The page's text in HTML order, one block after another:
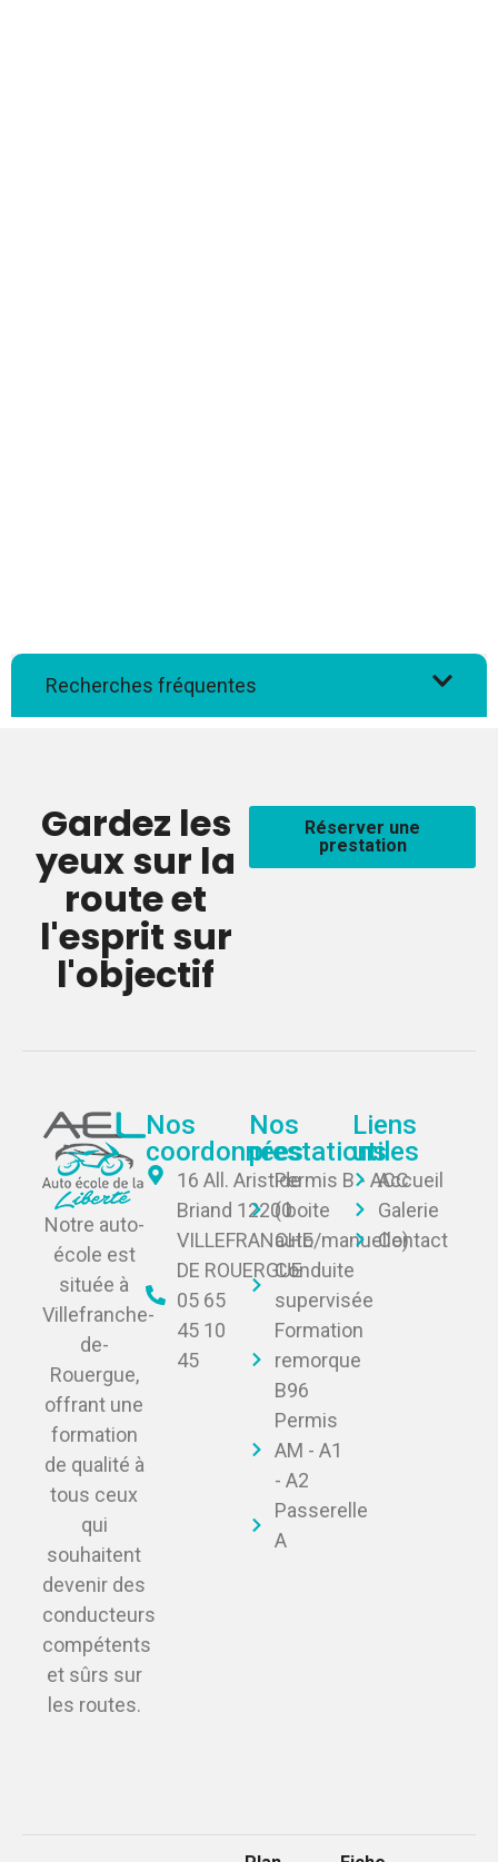
Recherches fréquentes
Gardez les
yeux sur la
route et
l'esprit sur
l'objectif
Réserver une
prestation
Notre auto-
école est
située à
Villefranche-
de-
Rouergue,
offrant une
formation
de qualité à
tous ceux
qui
souhaitent
devenir des
conducteurs
compétents
et sûrs sur
les routes.
Nos
coordonnées
16 All. Aristide
Briand 12200
VILLEFRANCHE
DE ROUERGUE
05 65
45 10
45
Nos
prestations
Permis B - ACC
( boite
auto/manuelle)
Conduite
supervisée
Formation
remorque
B96
Permis
AM - A1
- A2
Passerelle
A
Liens
utiles
Accueil
Galerie
Contact